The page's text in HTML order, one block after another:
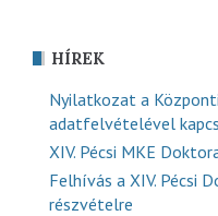
HÍREK
Nyilatkozat a
adatfelvételével
XIV. Pécsi MKE
Felhívás a XIV. Pécsi
részvételre